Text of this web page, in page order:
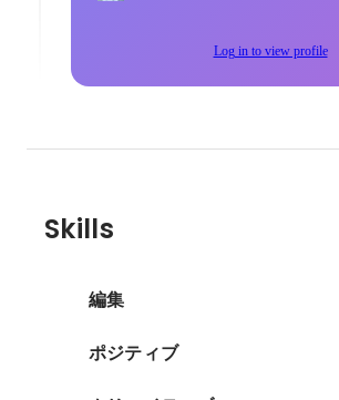
Log in to view profile
Skills
編集
ポジティブ